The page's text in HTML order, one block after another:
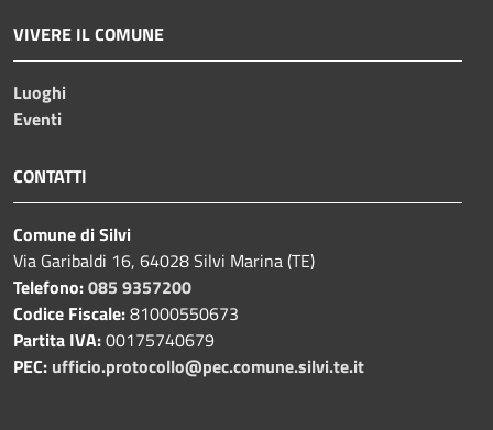
VIVERE IL COMUNE
Luoghi
Eventi
CONTATTI
Comune di Silvi
Via Garibaldi 16, 64028 Silvi Marina (TE)
Telefono:085 9357200
Codice Fiscale:81000550673
Partita IVA:00175740679
PEC: ufficio.protocollo@pec.comune.silvi.te.it